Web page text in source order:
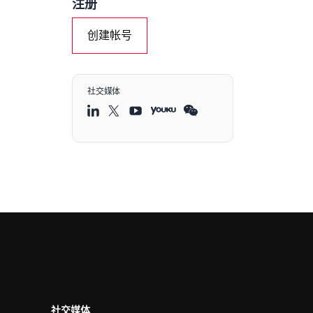
注册
创建帐号
社交媒体
社交媒体